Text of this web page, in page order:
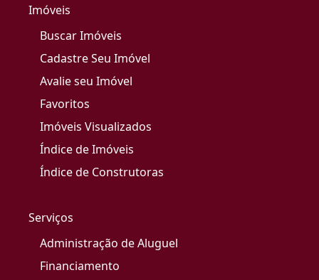
Imóveis
Buscar Imóveis
Cadastre Seu Imóvel
Avalie seu Imóvel
Favoritos
Imóveis Visualizados
Índice de Imóveis
Índice de Construtoras
Serviços
Administração de Aluguel
Financiamento